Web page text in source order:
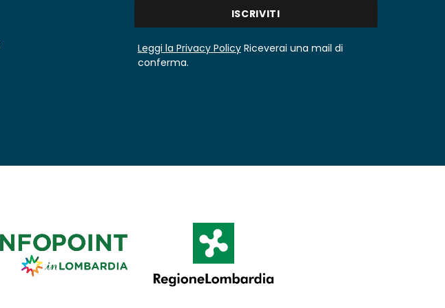
Leggi la Privacy PolicyRiceverai una mail di
conferma.